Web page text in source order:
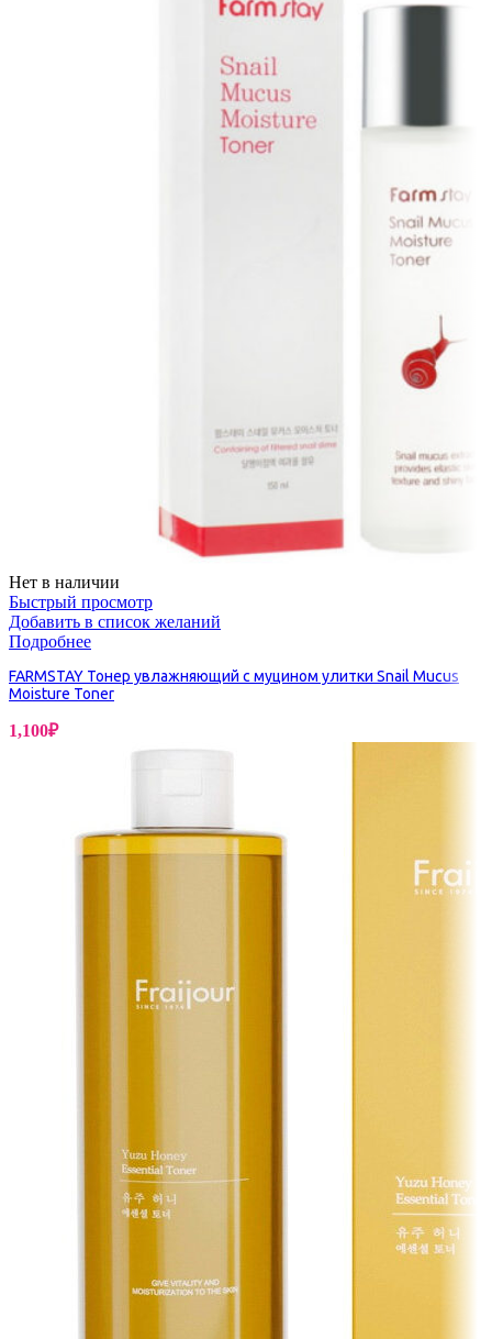
Нет в наличии
Быстрый просмотр
Добавить в список желаний
Подробнее
FARMSTAY Тонер увлажняющий с муцином улитки Snail Mucus
Moisture Toner
1,100₽